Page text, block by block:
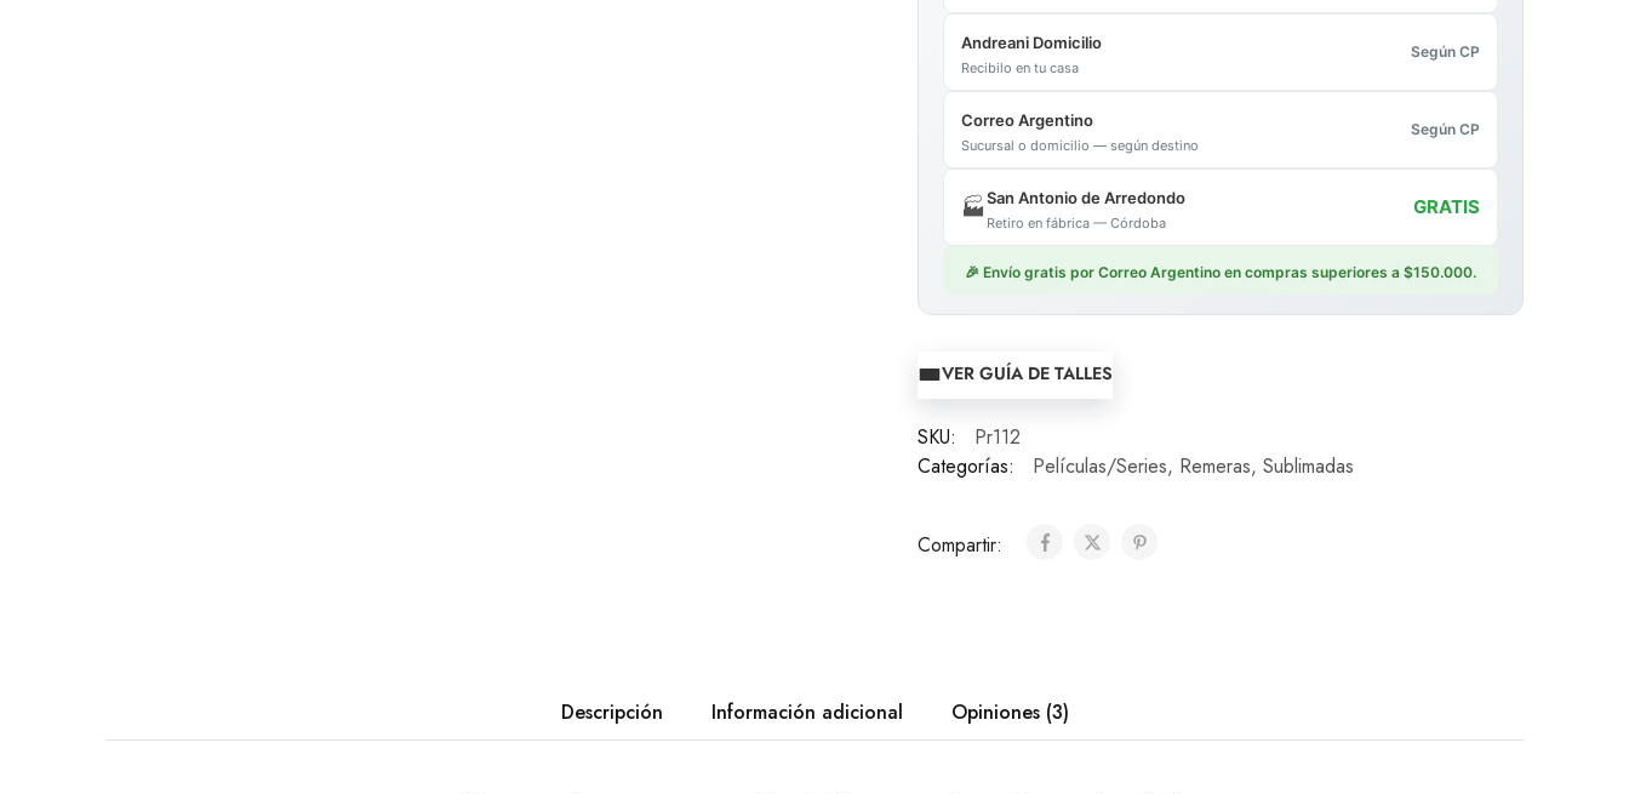
Andreani Domicilio
Recibilo en tu casa
Según CP
Correo Argentino
Sucursal o domicilio — según destino
Según CP
🏭San Antonio de Arredondo
Retiro en fábrica — Córdoba
GRATIS
🎉 Envío gratis por Correo Argentino en compras superiores a $150.000.
VER GUÍA DE TALLES
SKU:
Pr112
Categorías:
Películas/Series, Remeras, Sublimadas
Compartir:
Descripción Información adicional Opiniones (3)